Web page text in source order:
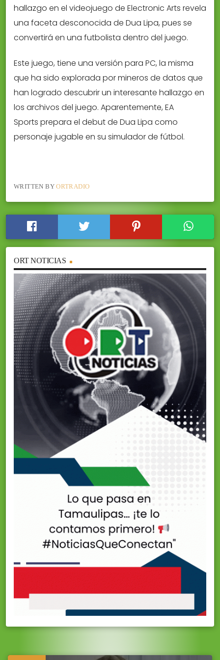
hallazgo en el videojuego de Electronic Arts revela
una faceta desconocida de Dua Lipa, pues se
convertirá en una futbolista dentro del juego.
Este juego, tiene una versión para PC, la misma
que ha sido explorada por mineros de datos que
han logrado descubrir un interesante hallazgo en
los archivos del juego. Aparentemente, EA
Sports prepara el debut de Dua Lipa como
personaje jugable en su simulador de fútbol.
WRITTEN BYORTRADIO
ORT NOTICIAS